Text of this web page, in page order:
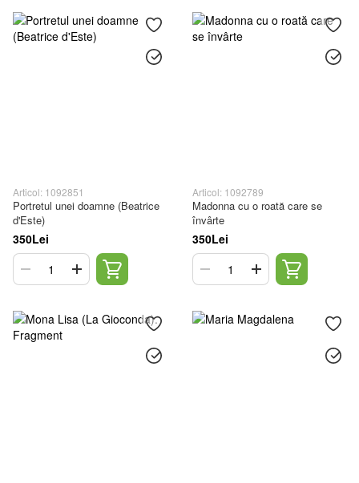
Articol: 1092851
Portretul unei doamne (Beatrice
d'Este)
350Lei
Articol: 1092789
Madonna cu o roată care se
învârte
350Lei